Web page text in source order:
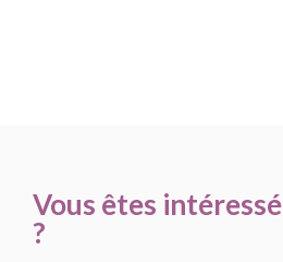
Vous êtes
?